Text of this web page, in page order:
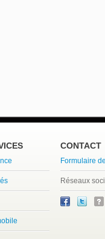
CONTACT
Formulaire
Réseaux